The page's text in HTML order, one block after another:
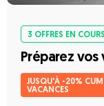
3 OFFRES EN COURS
Préparez vos
JUSQU'À -20%
VACANCES